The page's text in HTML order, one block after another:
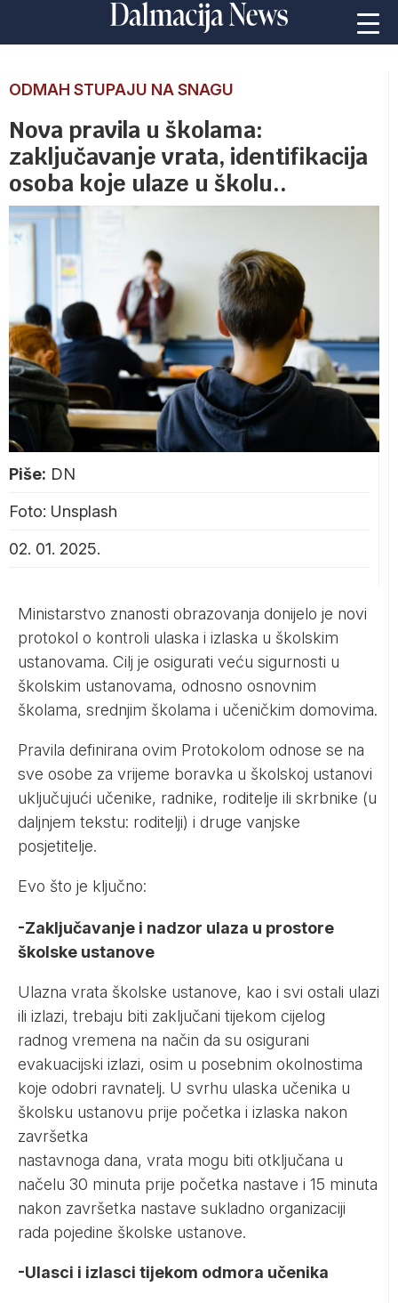
ODMAH STUPAJU NA SNAGU
Nova pravila u školama:
zaključavanje vrata, identifikacija
osoba koje ulaze u školu..
Piše: DN
Foto: Unsplash
02. 01. 2025.
Ministarstvo znanosti obrazovanja donijelo je novi
protokol o kontroli ulaska i izlaska u školskim
ustanovama. Cilj je osigurati veću sigurnosti u
školskim ustanovama, odnosno osnovnim
školama, srednjim školama i učeničkim domovima.
Pravila definirana ovim Protokolom odnose se na
sve osobe za vrijeme boravka u školskoj ustanovi
uključujući učenike, radnike, roditelje ili skrbnike (u
daljnjem tekstu: roditelji) i druge vanjske
posjetitelje.
Evo što je ključno:
-Zaključavanje i nadzor ulaza u prostore
školske ustanove
Ulazna vrata školske ustanove, kao i svi ostali ulazi
ili izlazi, trebaju biti zaključani tijekom cijelog
radnog vremena na način da su osigurani
evakuacijski izlazi, osim u posebnim okolnostima
koje odobri ravnatelj. U svrhu ulaska učenika u
školsku ustanovu prije početka i izlaska nakon
završetka
nastavnoga dana, vrata mogu biti otključana u
načelu 30 minuta prije početka nastave i 15 minuta
nakon završetka nastave sukladno organizaciji
rada pojedine školske ustanove.
-Ulasci i izlasci tijekom odmora učenika